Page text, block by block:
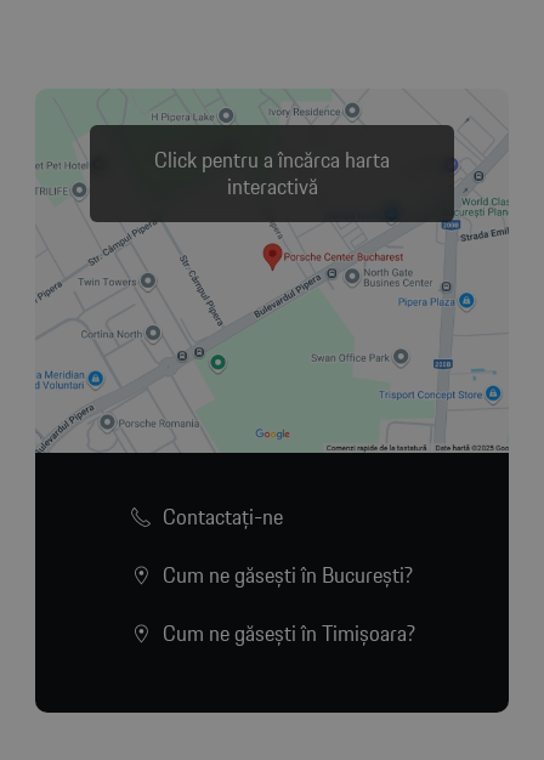
Click pentru a încărca harta
interactivă
Contactaţi-ne
Cum ne găsești în București?
Cum ne găsești în Timișoara?